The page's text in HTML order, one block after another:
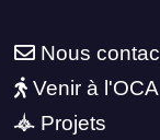
Nous
Venir à l'OCA
Projets